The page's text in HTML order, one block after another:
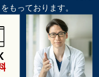
もっております。